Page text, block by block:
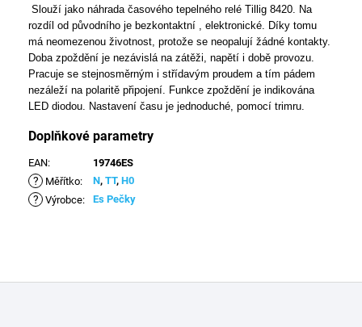
Slouží jako náhrada časového tepelného relé Tillig 8420. Na
rozdíl od původního je bezkontaktní , elektronické. Díky tomu
má neomezenou životnost, protože se neopalují žádné kontakty.
Doba zpoždění je nezávislá na zátěži, napětí i době provozu.
Pracuje se stejnosměrným i střídavým proudem a tím pádem
nezáleží na polaritě připojení. Funkce zpoždění je indikována
LED diodou. Nastavení času je jednoduché, pomocí trimru.
Doplňkové parametry
EAN: 19746ES
? Měřítko: N, TT, H0
? Výrobce: Es Pečky